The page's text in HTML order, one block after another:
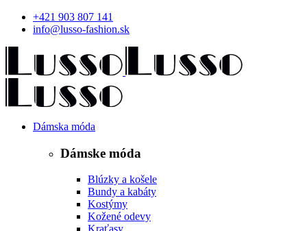
+421 903 807 141
info@lusso-fashion.sk
Dámska móda
Dámske móda
Blúzky a košele
Bundy a kabáty
Kostýmy
Kožené odevy